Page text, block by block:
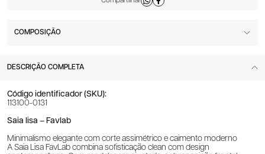
COMPOSIÇÃO
DESCRIÇÃO COMPLETA
Código identificador (SKU):
113100-0131
Saia lisa – Favlab
Minimalismo elegante com corte assimétrico e caimento moderno
A Saia Lisa FavLab combina sofisticação clean com design